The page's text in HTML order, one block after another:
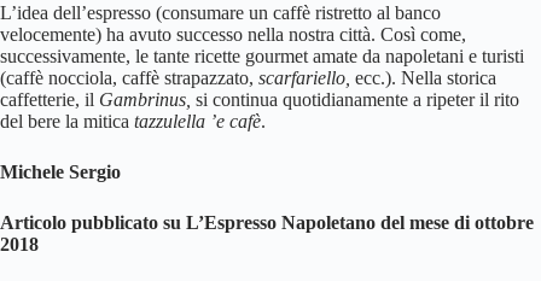
L’idea dell’espresso (consumare un caffè ristretto al banco
velocemente) ha avuto successo nella nostra città. Così come,
successivamente, le tante ricette gourmet amate da napoletani e turisti
(caffè nocciola, caffè strapazzato, scarfariello, ecc.). Nella storica
caffetterie, il Gambrinus, si continua quotidianamente a ripeter il rito
del bere la mitica tazzulella ’e cafè.
Michele Sergio
Articolo pubblicato su L’Espresso Napoletano del mese di ottobre
2018